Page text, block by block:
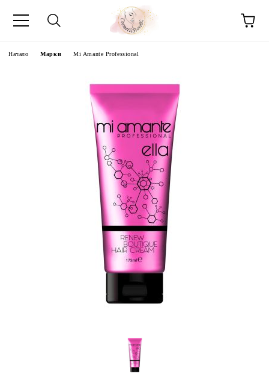
Начало Марки Mi Amante Professional